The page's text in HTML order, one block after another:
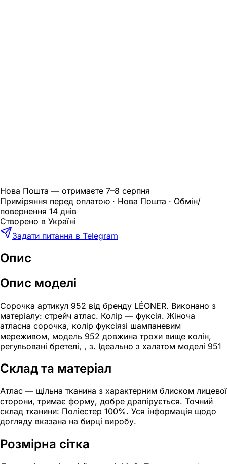
Нова Пошта — отримаєте 7–8 серпня
Приміряння перед оплатою · Нова Пошта · Обмін/
повернення 14 днів
Створено в Україні
Задати питання в Telegram
Опис
Опис моделі
Сорочка артикул 952 від бренду LÉONER. Виконано з
матеріалу: стрейч атлас. Колір — фуксія. Жіноча
атласна сорочка, колір фуксіязі шампаневим
мереживом, модель 952 довжина трохи вище колін,
регульовані бретелі, , з. Ідеально з халатом моделі 951
Склад та матеріал
Атлас — щільна тканина з характерним блиском лицевої
сторони, тримає форму, добре драпірується. Точний
склад тканини: Поліестер 100%. Уся інформація щодо
догляду вказана на бирці виробу.
Розмірна сітка